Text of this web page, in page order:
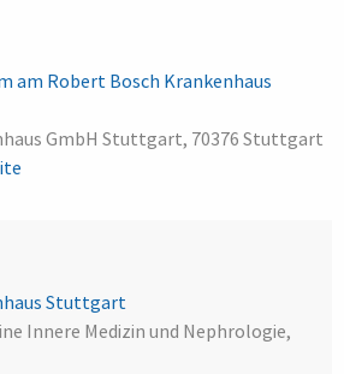
am Robert Bosch Krankenhaus
GmbH Stuttgart, 70376 Stuttgart
Stuttgart
Innere Medizin und Nephrologie,